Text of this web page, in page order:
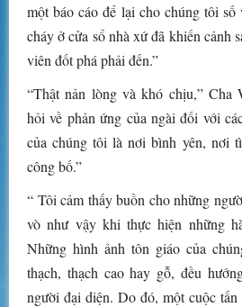
một báo cáo để lại cho chúng tôi
cháy ở cửa sổ nhà xứ đã khiến cảnh
viên đốt phá phải đến.”
“Thật nản lòng và khó chịu,” Cha
hỏi về phản ứng của ngài đối với
của chúng tôi là nơi bình yên, nơi
công bố.”
“ Tôi cảm thấy buồn cho những
vò như vậy khi thực hiện những
Những hình ảnh tôn giáo của
thạch, thạch cao hay gỗ, đều
người đại diện. Do đó, một cuộc